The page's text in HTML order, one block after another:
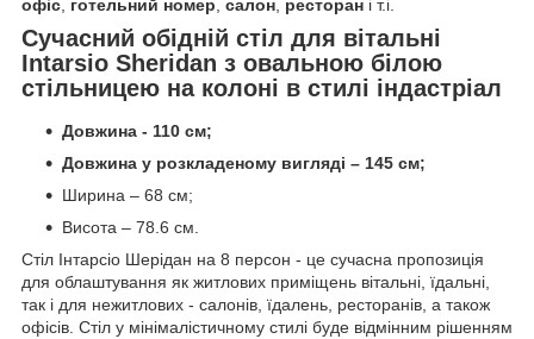
офіс, готельний номер, салон, ресторан і т.і.
Сучасний обідній стіл для вітальні
Intarsio Sheridan з овальною білою
стільницею на колоні в стилі індастріал
Довжина - 110 см;
Довжина у розкладеному вигляді – 145 см;
Ширина – 68 см;
Висота – 78.6 см.
Стіл Інтарсіо Шерідан на 8 персон - це сучасна пропозиція
для облаштування як житлових приміщень вітальні, їдальні,
так і для нежитлових - салонів, їдалень, ресторанів, а також
офісів. Стіл у мінімалістичному стилі буде відмінним рішенням